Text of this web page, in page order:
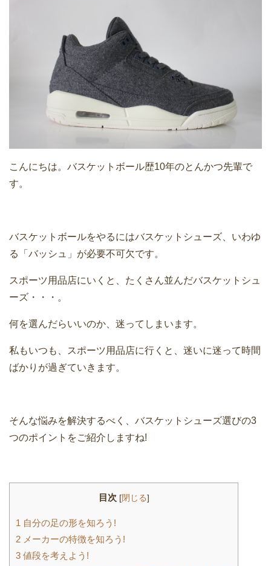
こんにちは。バスケットボール歴10年のとんかつ先輩で
す。
バスケットボールをやるにはバスケットシューズ、いわゆ
る「バッシュ」が必要不可欠です。
スポーツ用品店にいくと、たくさん並んだバスケットシュ
ーズ・・・。
何を選んだらいいのか、迷ってしまいます。
私もいつも、スポーツ用品店に行くと、迷いに迷って時間
ばかりが過ぎていきます。
そんな悩みを解決するべく、バスケットシューズ選びの3
つのポイントをご紹介しますね!
目次 [閉じる]
1 自分の足の形を知ろう!
2 メーカーの特徴を知ろう!
3 値段を考えよう!